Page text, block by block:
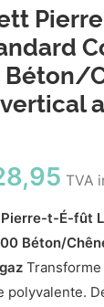
Béton/
TVA
t-É-fût
Béton/
polyvalente.